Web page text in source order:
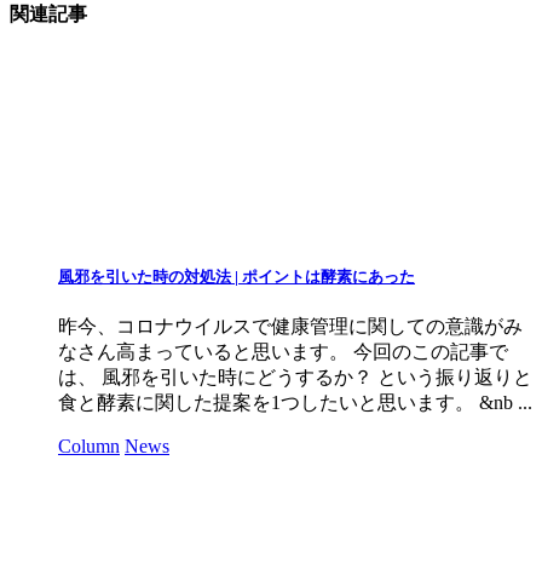
関連記事
風邪を引いた時の対処法 | ポイントは酵素にあった
昨今、コロナウイルスで健康管理に関しての意識がみ
なさん高まっていると思います。 今回のこの記事で
は、 風邪を引いた時にどうするか？ という振り返りと
食と酵素に関した提案を1つしたいと思います。 &nb ...
Column News